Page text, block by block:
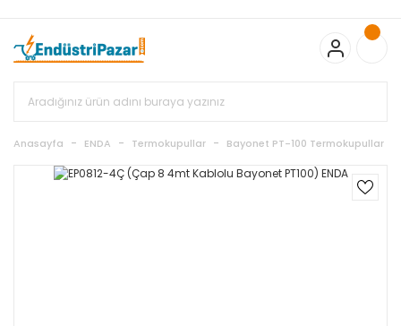
Bayonet J Tip Termokupul Ürünlerinde 50 Adet Alımlarda
Sepette Ekstra %5 İskonto...
50.000,00TL ve Üzeri EMKO Ürünleri
Alışverişlerinizde Sepette %5 EK İNDİRİM...
%15 İskonto... 50.000,00TL ve Üzeri GEMO Ürünleri
Alışverişlerinizde Sepette %3 EK İNDİRİM...
Standart Bayonet J Tip Termokupul Ürünlerinde 100 Adet
Anasayfa ENDA Termokupullar Bayonet PT-100 Termokupullar